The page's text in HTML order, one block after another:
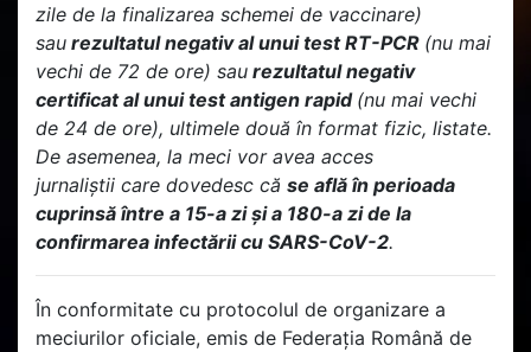
zile de la finalizarea schemei de vaccinare)
sau rezultatul negativ al unui test RT-PCR (nu mai
vechi de 72 de ore) sau rezultatul negativ
certificat al unui test antigen rapid (nu mai vechi
de 24 de ore), ultimele două în format fizic, listate.
De asemenea, la meci vor avea acces
jurnaliștii care dovedesc că se află în perioada
cuprinsă între a 15-a zi și a 180-a zi de la
confirmarea infectării cu SARS-CoV-2.
În conformitate cu protocolul de organizare a
meciurilor oficiale, emis de Federația Română de